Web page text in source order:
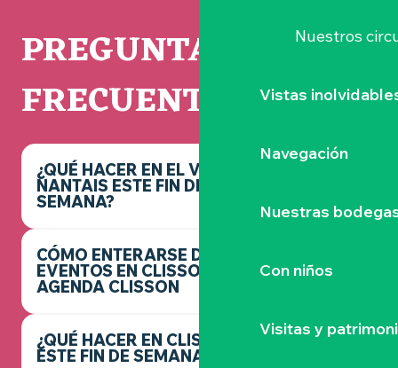
Nuestros
Vistas
Navegación
Nuestras
Con niños
Visitas y
PREGUNTAS
FRECUENTES
¿QUÉ HACER EN EL VIGNOBLE
NANTAIS ESTE FIN DE
SEMANA?
CÓMO ENTERARSE DE LOS
EVENTOS EN CLISSON -
AGENDA CLISSON
¿QUÉ HACER EN CLISSON
ESTE FIN DE SEMANA?